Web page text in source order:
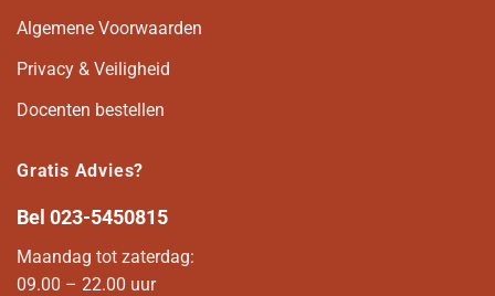
Algemene Voorwaarden
Privacy & Veiligheid
Docenten bestellen
Gratis Advies?
Bel 023-5450815
Maandag tot zaterdag:
09.00 – 22.00 uur